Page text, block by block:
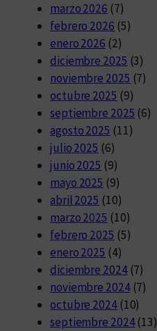
marzo 2026 (7)
febrero 2026 (5)
enero 2026 (2)
diciembre 2025 (3)
noviembre 2025 (7)
octubre 2025 (9)
septiembre 2025 (6)
agosto 2025 (11)
julio 2025 (6)
junio 2025 (9)
mayo 2025 (9)
abril 2025 (10)
marzo 2025 (10)
febrero 2025 (5)
enero 2025 (4)
diciembre 2024(7)
noviembre 2024(7)
octubre 2024(10)
septiembre 2024(13)